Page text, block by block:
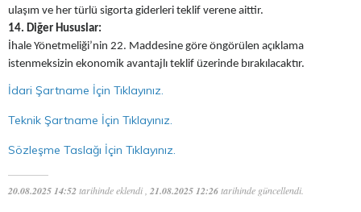
ulaşım ve her türlü sigorta giderleri teklif verene aittir.
14. Diğer Hususlar:
İhale Yönetmeliği’nin 22. Maddesine göre öngörülen açıklama
istenmeksizin ekonomik avantajlı teklif üzerinde bırakılacaktır.
İdari Şartname İçin Tıklayınız.
Teknik Şartname İçin Tıklayınız.
Sözleşme Taslağı İçin Tıklayınız.
20.08.2025 14:52tarihinde eklendi , 21.08.2025 12:26tarihinde güncellendi.